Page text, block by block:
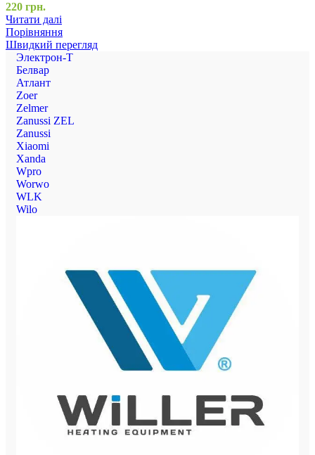
220 грн.
Читати далі
Порівняння
Швидкий перегляд
Электрон-Т
Белвар
Атлант
Zoer
Zelmer
Zanussi ZEL
Zanussi
Xiaomi
Xanda
Wpro
Worwo
WLK
Wilo